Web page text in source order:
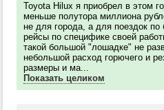
Toyota Hilux я приобрел в этом
меньше полутора миллиона
не для города, а для поездок
рейсы по специфике своей
такой большой "лошадке" не
небольшой расход горючего и
размеры и ма...
Показать целиком